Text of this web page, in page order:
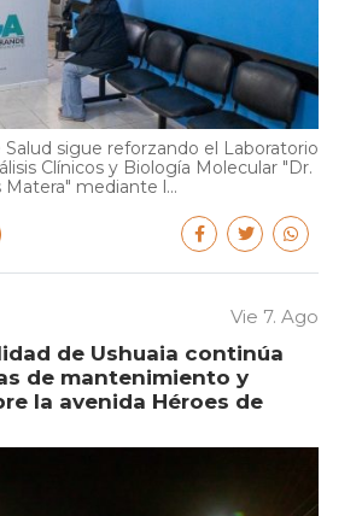
Salud sigue reforzando el Laboratorio
Clínicos y Biología Molecular "Dr.
Matera" mediante l...
Vie 7. Ago
de Ushuaia continúa
de mantenimiento y
la avenida Héroes de